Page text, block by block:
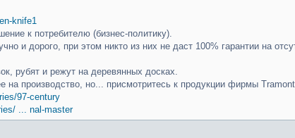
knife1
к потребителю (бизнес-политику).
и дорого, при этом никто из них не даст 100% гарантии на
рубят и режут на деревянных досках.
производство, но... присмотритесь к продукции фирмы
97-century
... nal-master